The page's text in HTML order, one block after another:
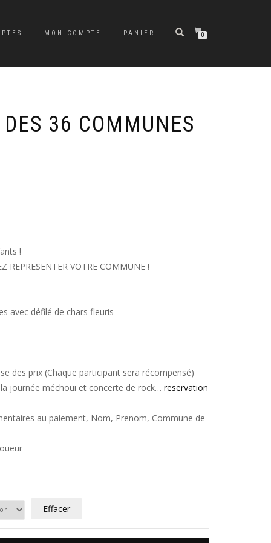
MON COMPTE PANIER 0
36 COMMUNES
!
VOTRE COMMUNE !
avec défilé de chars fleuris
des prix (Chaque participant sera récompensé)
journée méchoui et concerte de rock… reservation
au paiement, Nom, Prenom, Commune de
Effacer